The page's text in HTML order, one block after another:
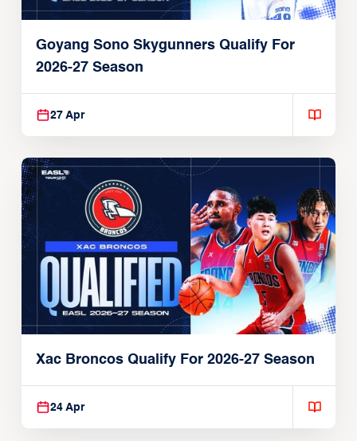
Goyang Sono Skygunners Qualify For
2026-27 Season
27 Apr
Xac Broncos Qualify For 2026-27 Season
24 Apr